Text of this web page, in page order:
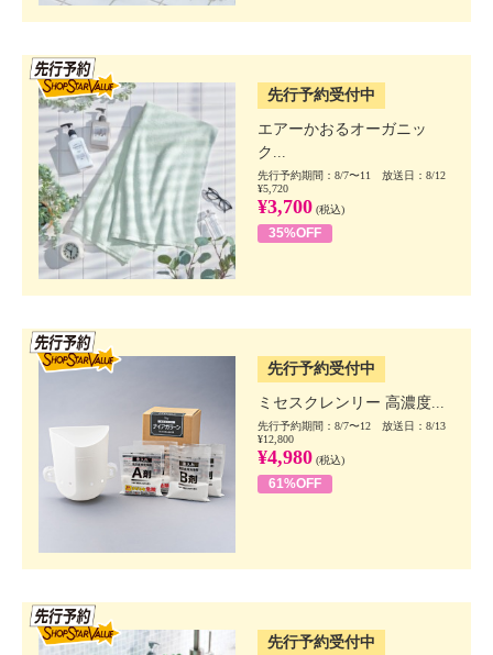
先行予約受付中
エアーかおるオーガニッ
ク...
先行予約期間：8/7〜11 放送日：8/12
¥5,720
¥3,700 (税込)
35%OFF
先行予約受付中
ミセスクレンリー 高濃度...
先行予約期間：8/7〜12 放送日：8/13
¥12,800
¥4,980 (税込)
61%OFF
先行予約受付中